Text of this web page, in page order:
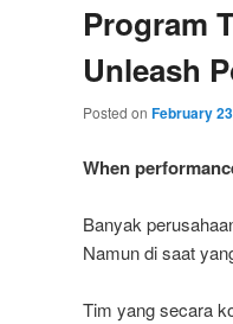
Program
Unleash
Posted on February
When
Banyak
Namun di saat
Tim yang secara